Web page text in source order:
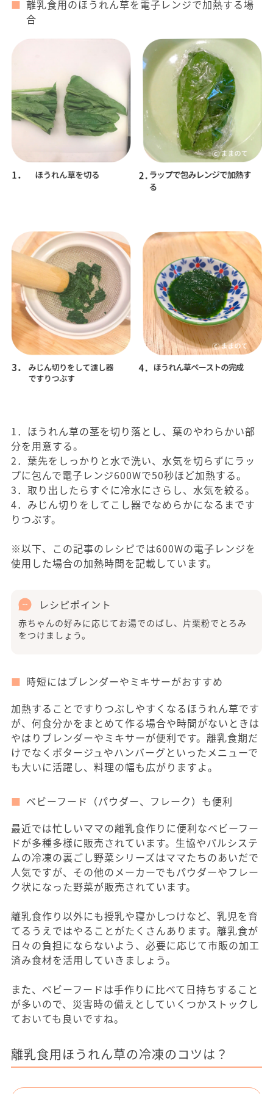
離乳食用のほうれん草を電子レンジで加熱する場
合
1．ほうれん草の茎を切り落とし、葉のやわらかい部
分を用意する。
2．葉先をしっかりと水で洗い、水気を切らずにラッ
プに包んで電子レンジ600Wで50秒ほど加熱する。
3．取り出したらすぐに冷水にさらし、水気を絞る。
4．みじん切りをしてこし器でなめらかになるまです
りつぶす。
※以下、この記事のレシピでは600Wの電子レンジを
使用した場合の加熱時間を記載しています。
レシピポイント
赤ちゃんの好みに応じてお湯でのばし、片栗粉でとろみ
をつけましょう。
時短にはブレンダーやミキサーがおすすめ
加熱することですりつぶしやすくなるほうれん草です
が、何食分かをまとめて作る場合や時間がないときは
やはりブレンダーやミキサーが便利です。離乳食期だ
けでなくポタージュやハンバーグといったメニューで
も大いに活躍し、料理の幅も広がりますよ。
ベビーフード（パウダー、フレーク）も便利
最近では忙しいママの離乳食作りに便利なベビーフー
ドが多種多様に販売されています。生協やパルシステ
ムの冷凍の裏ごし野菜シリーズはママたちのあいだで
人気ですが、その他のメーカーでもパウダーやフレー
ク状になった野菜が販売されています。
離乳食作り以外にも授乳や寝かしつけなど、乳児を育
てるうえではやることがたくさんあります。離乳食が
日々の負担にならないよう、必要に応じて市販の加工
済み食材を活用していきましょう。
また、ベビーフードは手作りに比べて日持ちすること
が多いので、災害時の備えとしていくつかストックし
ておいても良いですね。
離乳食用ほうれん草の冷凍のコツは？